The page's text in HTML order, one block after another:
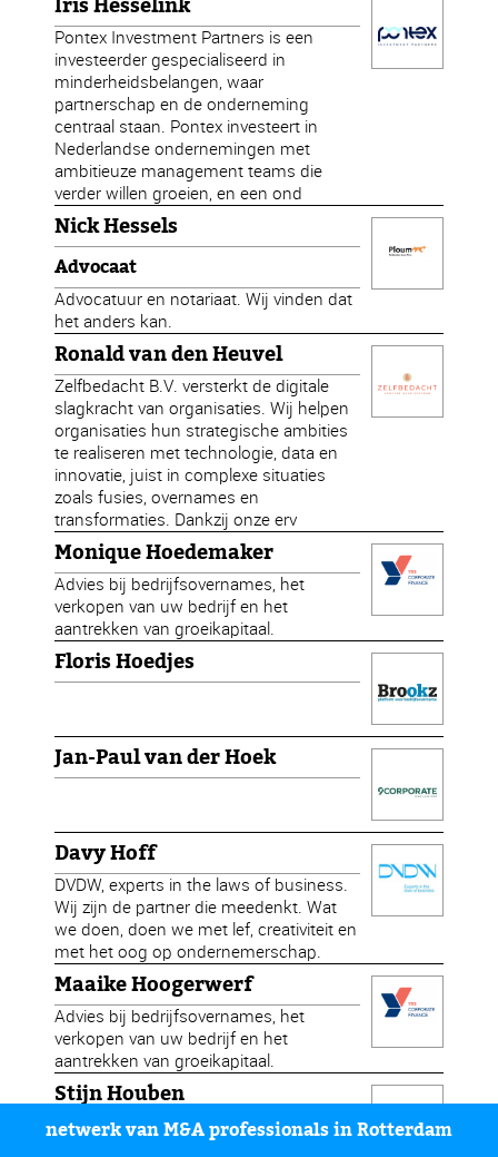
Iris Hesselink
Pontex Investment Partners is een
investeerder gespecialiseerd in
minderheidsbelangen, waar
partnerschap en de onderneming
centraal staan. Pontex investeert in
Nederlandse ondernemingen met
ambitieuze management teams die
verder willen groeien, en een ond
Nick Hessels
Advocaat
Advocatuur en notariaat. Wij vinden dat
het anders kan.
Ronald van den Heuvel
Zelfbedacht B.V. versterkt de digitale
slagkracht van organisaties. Wij helpen
organisaties hun strategische ambities
te realiseren met technologie, data en
innovatie, juist in complexe situaties
zoals fusies, overnames en
transformaties. Dankzij onze erv
Monique Hoedemaker
Advies bij bedrijfsovernames, het
verkopen van uw bedrijf en het
aantrekken van groeikapitaal.
Floris Hoedjes
Jan-Paul van der Hoek
Davy Hoff
DVDW, experts in the laws of business.
Wij zijn de partner die meedenkt. Wat
we doen, doen we met lef, creativiteit en
met het oog op ondernemerschap.
Maaike Hoogerwerf
Advies bij bedrijfsovernames, het
verkopen van uw bedrijf en het
aantrekken van groeikapitaal.
Stijn Houben
DVDW, experts in the laws of business.
Wij zijn de partner die meedenkt. Wat
netwerk van M&A professionals in Rotterdam